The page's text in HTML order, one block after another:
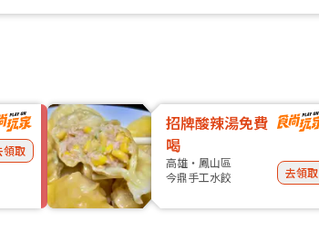
領取
招牌酸辣湯免費
喝
高雄・鳳山區
今鼎手工水餃
去領取